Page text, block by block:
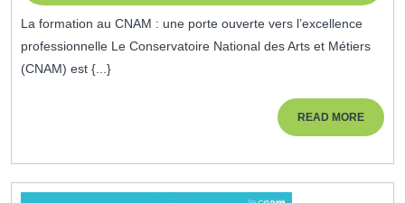
À
De
La formation au CNAM : une porte ouverte vers l’excellence
professionnelle Le Conservatoire National des Arts et Métiers
(CNAM) est {...}
READ MOREREAD
MORE